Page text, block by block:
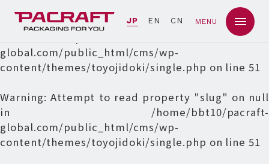
JP EN CN MENU
Warning: Undefined array key 0 in
global.com/public_html/cms/wp-
content/themes/toyojidoki/single.php on line51
Warning: Attempt to read property "slug" on null
in /home/bbt10/pacraft-
global.com/public_html/cms/wp-
content/themes/toyojidoki/single.php on line51